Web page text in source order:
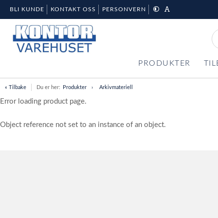
BLI KUNDE KONTAKT OSS PERSONVERN
PRODUKTER
« Tilbake Du er her: Produkter Arkivmateriell
Error loading product page.
Object reference not set to an instance of an object.